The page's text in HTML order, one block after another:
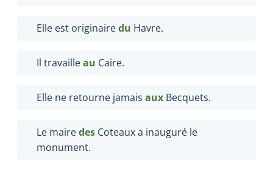
Elle est originairedu Havre.
Il travailleau Caire.
Elle ne retourne jamais aux Becquets.
Le mairedes Coteaux a inauguré le
monument.